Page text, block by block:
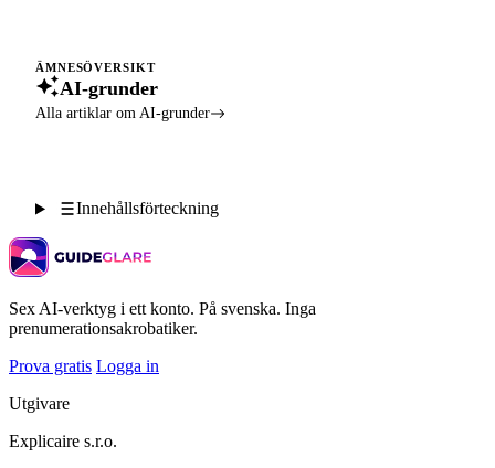
ÄMNESÖVERSIKT
AI-grunder
Alla artiklar om AI-grunder
Innehållsförteckning
Sex AI-verktyg i ett konto. På svenska. Inga
prenumerationsakrobatiker.
Prova gratis Logga in
Utgivare
Explicaire s.r.o.